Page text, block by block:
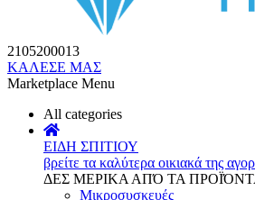
2105200013
ΚΑΛΕΣΕ ΜΑΣ
Marketplace Menu
All categories
ΕΙΔΗ ΣΠΙΤΙΟΥ
βρείτε τα καλύτερα οικιακά της
ΔΕΣ ΜΕΡΙΚΑ ΑΠΌ ΤΑ
Μικροσυσκευές